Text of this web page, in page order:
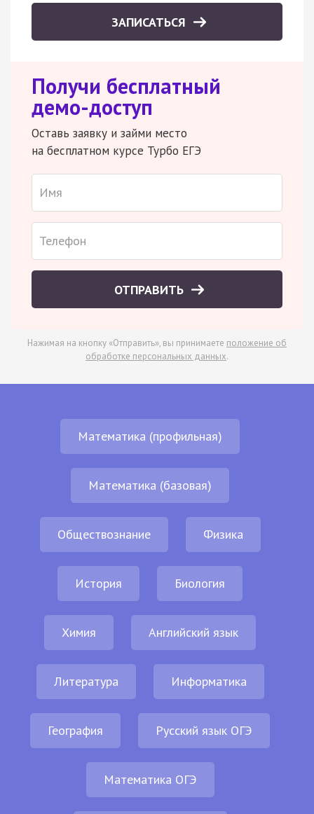
ЗАПИСАТЬСЯ
Получи бесплатный
демо-доступ
Оставь заявку и займи место
на бесплатном курсе Турбо ЕГЭ
ОТПРАВИТЬ
Нажимая на кнопку «Отправить», вы принимаете положение об
обработке персональных данных.
Математика (профильная)
Математика (базовая)
Обществознание Физика
История Биология
Химия Английский язык
Литература Информатика
География Русский язык ОГЭ
Математика ОГЭ